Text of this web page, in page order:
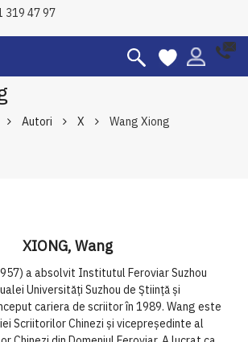
319 47 97
Autori X Wang Xiong
XIONG, Wang
a absolvit Institutul Feroviar Suzhou
Universităţi Suzhou de Ştiinţă şi
cariera de scriitor în 1989. Wang este
Scriitorilor Chinezi şi vicepreşedinte al